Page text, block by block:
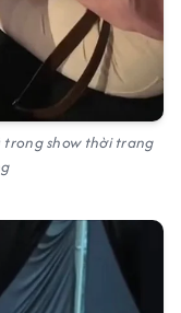
trong show thời trang